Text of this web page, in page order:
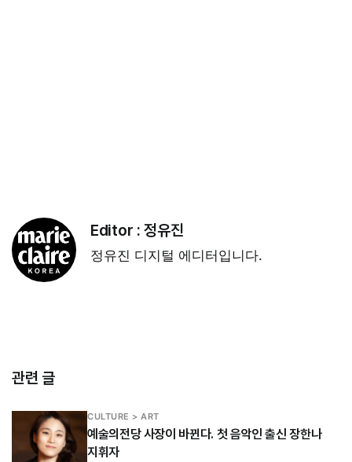
Editor :정유진
정유진 디지털 에디터입니다.
관련 글
CULTURE > ART
예술의전당 사장이 바뀐다. 첫 음악인 출신 장한나
지휘자